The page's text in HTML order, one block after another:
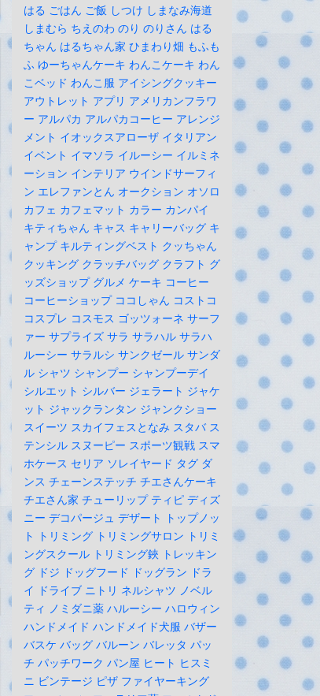
はる ごはん ご飯 しつけ しまなみ海道
しまむら ちえのわ のり のりさん はる
ちゃん はるちゃん家 ひまわり畑 もふも
ふ ゆーちゃんケーキ わんこケーキ わん
こベッド わんこ服 アイシングクッキー
アウトレット アプリ アメリカンフラワ
ー アルパカ アルパカコーヒー アレンジ
メント イオックスアローザ イタリアン
イベント イマソラ イルーシー イルミネ
ーション インテリア ウインドサーフィ
ン エレファンとん オークション オソロ
カフェ カフェマット カラー カンパイ
キティちゃん キャス キャリーバッグ キ
ャンプ キルティングベスト クッちゃん
クッキング クラッチバッグ クラフト グ
ッズショップ グルメ ケーキ コーヒー
コーヒーショップ ココしゃん コストコ
コスプレ コスモス ゴッツォーネ サーフ
ァー サプライズ サラ サラハル サラハ
ルーシー サラルシ サンクゼール サンダ
ル シャツ シャンプー シャンプーデイ
シルエット シルバー ジェラート ジャケ
ット ジャックランタン ジャンクショー
スイーツ スカイフェスとなみ スタバ ス
テンシル スヌーピー スポーツ観戦 スマ
ホケース セリア ソレイヤード タグ ダ
ンス チェーンステッチ チエさんケーキ
チエさん家 チューリップ ティピ ディズ
ニー デコパージュ デザート トップノッ
ト トリミング トリミングサロン トリミ
ングスクール トリミング鋏 トレッキン
グ ドジ ドッグフード ドッグラン ドラ
イ ドライブ ニトリ ネルシャツ ノベル
ティ ノミダニ薬 ハルーシー ハロウィン
ハンドメイド ハンドメイド犬服 バザー
バスケ バッグ バルーン バレッタ パッ
チ パッチワーク パン屋 ヒート ヒスミ
ニ ビンテージ ピザ ファイヤーキング